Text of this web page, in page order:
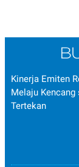
Kinerja Emiten
Melaju Kencang
Tertekan